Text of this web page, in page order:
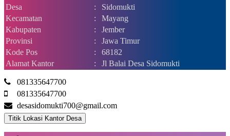
Desa :
Sidomukti
Kecamatan
:
Mayang
Kabupaten
:
Jember
Provinsi
:
Jawa Timur
Kode Pos
:
68182
Alamat Kantor
: Jl Balai Desa Sidomukti
081335647700
081335647700
desasidomukti700@gmail.com
Titik Lokasi Kantor Desa